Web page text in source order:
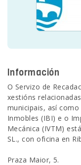
Información
O Servizo de
xestións
municipais, así
Inmobles (IBI) e o
Mecánica (IVTM)
SL., con oficina en
Praza Maior, 5.